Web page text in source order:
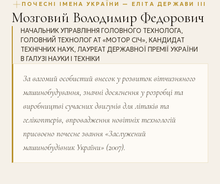
ПОЧЕСНІ ІМЕНА УКРАЇНИ — ЕЛІТА ДЕРЖАВИ III
Мозговий Володимир Федорович
НАЧАЛЬНИК УПРАВЛІННЯ ГОЛОВНОГО ТЕХНОЛОГА,
ГОЛОВНИЙ ТЕХНОЛОГ АТ «МОТОР СІЧ», КАНДИДАТ
ТЕХНІЧНИХ НАУК, ЛАУРЕАТ ДЕРЖАВНОЇ ПРЕМІЇ УКРАЇНИ
В ГАЛУЗІ НАУКИ І ТЕХНІКИ
За вагомий особистий внесок у розвиток віт­чизняного
машинобудування, значні досягнення у розробці та
виробництві сучасних двигунів для літаків та
гелікоптерів, впровадження новітніх технологій
присвоєно почесне звання «Заслужений
машинобудівник України» (2007).